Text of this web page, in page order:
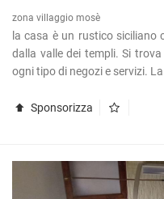
zona villaggio mosè
la casa è un rustico
dalla valle dei templi. Si
ogni tipo di negozi e servizi.
Sponsorizza